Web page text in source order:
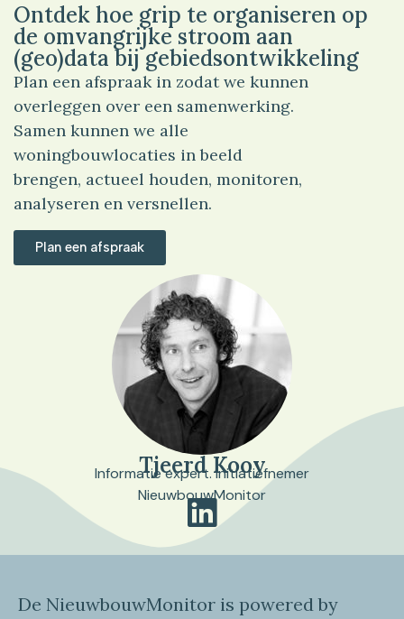
Ontdek hoe grip te organiseren op
de omvangrijke stroom aan
(geo)data bij gebiedsontwikkeling
Plan een afspraak in zodat we kunnen
overleggen over een samenwerking.
Samen kunnen we alle
woningbouwlocaties in beeld
brengen, actueel houden, monitoren,
analyseren en versnellen.
Plan een afspraak
Tjeerd Kooy
Informatie expert. Initiatiefnemer
NieuwbouwMonitor
De NieuwbouwMonitor is powered by